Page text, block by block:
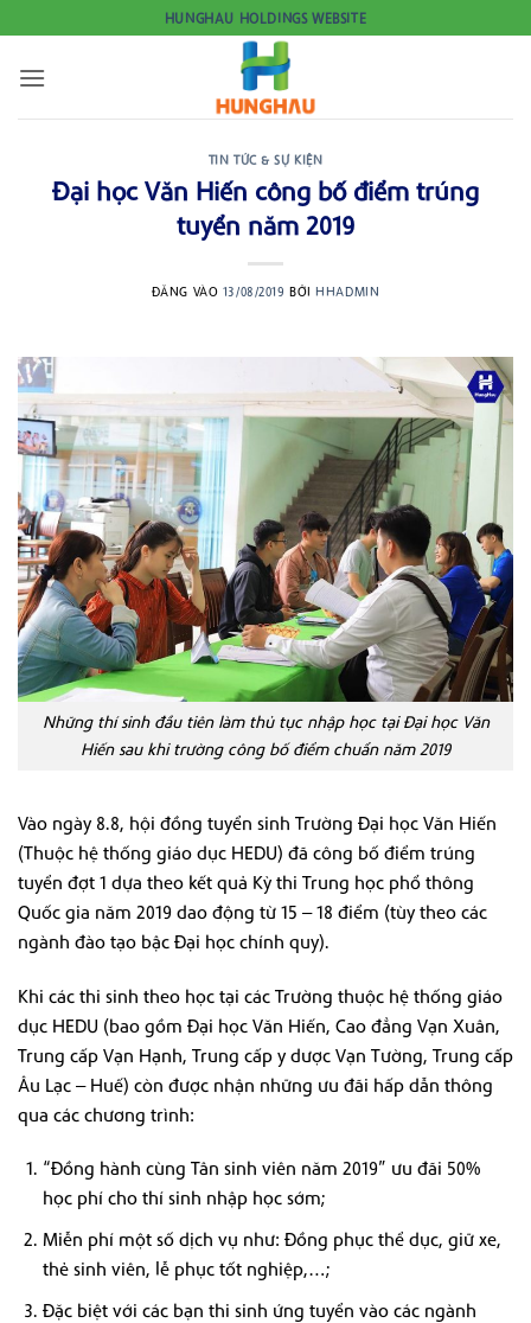
nội
HUNGHAU HOLDINGS WEBSITE
TIN TỨC & SỰ KIỆN
Đại học Văn Hiến công bố điểm trúng
tuyển năm 2019
ĐĂNG VÀO 13/08/2019 BỞIHHADMIN
Những thí sinh đầu tiên làm thủ tục nhập học tại Đại học Văn
Hiến sau khi trường công bố điểm chuẩn năm 2019
Vào ngày 8.8, hội đồng tuyển sinh Trường Đại học Văn Hiến
(Thuộc hệ thống giáo dục HEDU) đã công bố điểm trúng
tuyển đợt 1 dựa theo kết quả Kỳ thi Trung học phổ thông
Quốc gia năm 2019 dao động từ 15 – 18 điểm (tùy theo các
ngành đào tạo bậc Đại học chính quy).
Khi các thi sinh theo học tại các Trường thuộc hệ thống giáo
dục HEDU (bao gồm Đại học Văn Hiến, Cao đẳng Vạn Xuân,
Trung cấp Vạn Hạnh, Trung cấp y dược Vạn Tường, Trung cấp
Âu Lạc – Huế) còn được nhận những ưu đãi hấp dẫn thông
qua các chương trình:
“Đồng hành cùng Tân sinh viên năm 2019” ưu đãi 50%
học phí cho thí sinh nhập học sớm;
Miễn phí một số dịch vụ như: Đồng phục thể dục, giữ xe,
thẻ sinh viên, lễ phục tốt nghiệp,…;
Đặc biệt với các bạn thi sinh ứng tuyển vào các ngành